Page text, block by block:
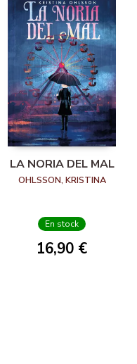
LA NORIA DEL MAL
OHLSSON, KRISTINA
En stock
16,90 €